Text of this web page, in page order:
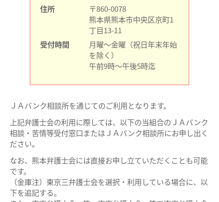
住所
〒860-0078
熊本県熊本市中央区京町1
丁目13-11
受付時間
月曜～金曜（祝日年末年始
を除く）
午前9時～午後5時迄
ＪＡバンク相談所を通じてのご利用となります。
上記弁護士会の利用に際しては、以下の当組合のＪＡバンク
相談・苦情等受付窓口またはＪＡバンク相談所にお申し出く
ださい。
なお、熊本弁護士会には直接お申し立ていただくことも可能
です。
（金庫注）東京三弁護士会を選択・利用している場合に、以
下を追記する。